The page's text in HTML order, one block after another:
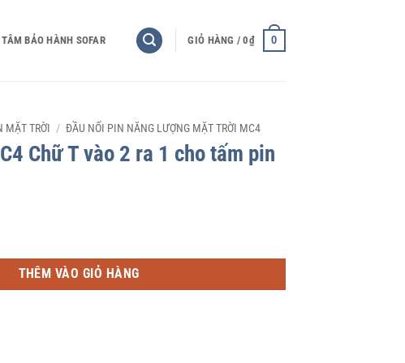
TÂM BẢO HÀNH SOFAR GIỎ HÀNG /0₫ 0
MẶT TRỜI / ĐẦU NỐI PIN NĂNG LƯỢNG MẶT TRỜI MC4
Chữ T vào 2 ra 1 cho tấm pin
ra 1 cho tấm pin số lượng
THÊM VÀO GIỎ HÀNG